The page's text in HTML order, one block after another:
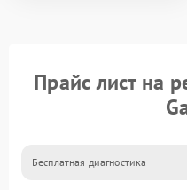
Прайс лист на
Бесплатная диагностика